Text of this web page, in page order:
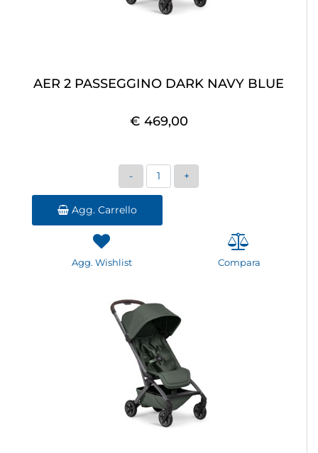
AER 2 PASSEGGINO DARK NAVY BLUE
€ 469,00
Quantità
Agg. Carrello
Agg. Wishlist Compara